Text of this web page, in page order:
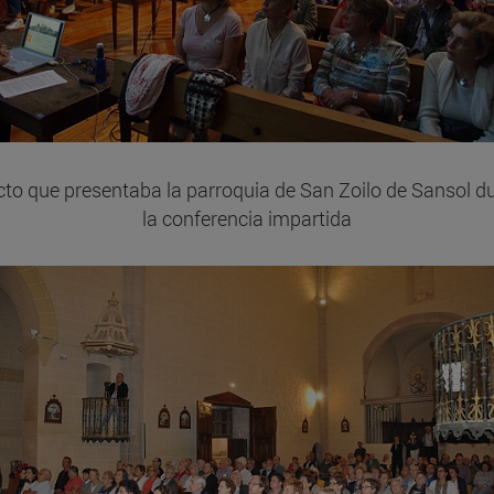
que presentaba la parroquia de San Zoilo de Sansol
la conferencia impartida